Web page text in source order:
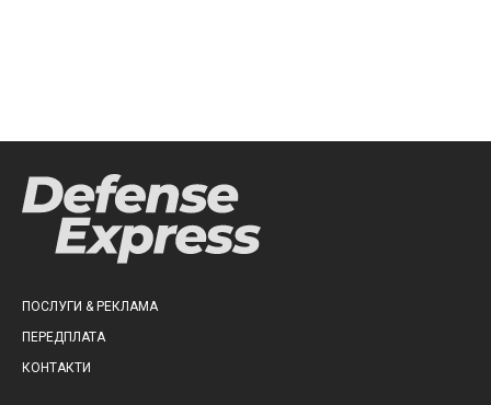
ПОСЛУГИ & РЕКЛАМА
ПЕРЕДПЛАТА
КОНТАКТИ